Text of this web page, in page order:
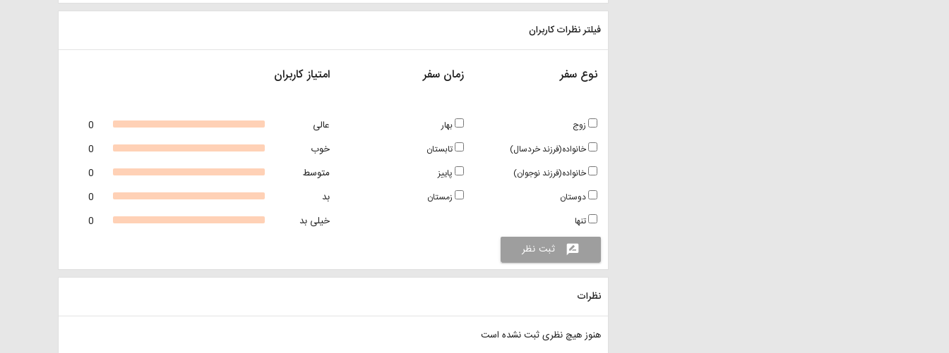
فیلتر نظرات کاربران
امتیاز کاربران
0
عالی
0
خوب
0
متوسط
0
بد
0
خیلی بد
زمان سفر
بهار
تابستان
پاییز
زمستان
نوع سفر
زوج
خانواده(فرزند خردسال)
خانواده(فرزند نوجوان)
دوستان
تنها
rate_review
ثبت نظر
نظرات
هنوز هیچ نظری ثبت نشده است